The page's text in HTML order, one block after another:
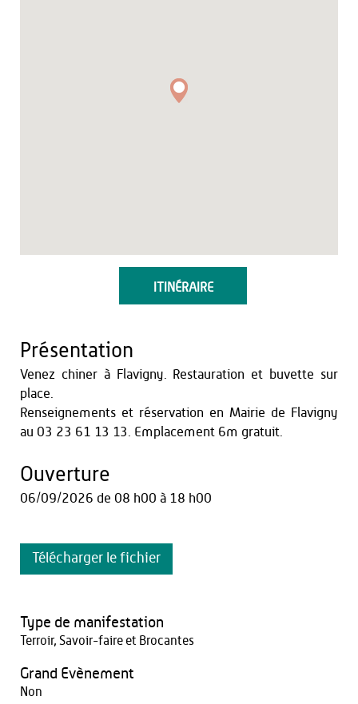
ITINÉRAIRE
Présentation
Venez chiner à Flavigny. Restauration et buvette sur
place.
Renseignements et réservation en Mairie de Flavigny
au 03 23 61 13 13. Emplacement 6m gratuit.
Ouverture
06/09/2026 de 08 h00 à 18 h00
Télécharger le fichier
Type de manifestation
Terroir, Savoir-faire et Brocantes
Grand Evènement
Non